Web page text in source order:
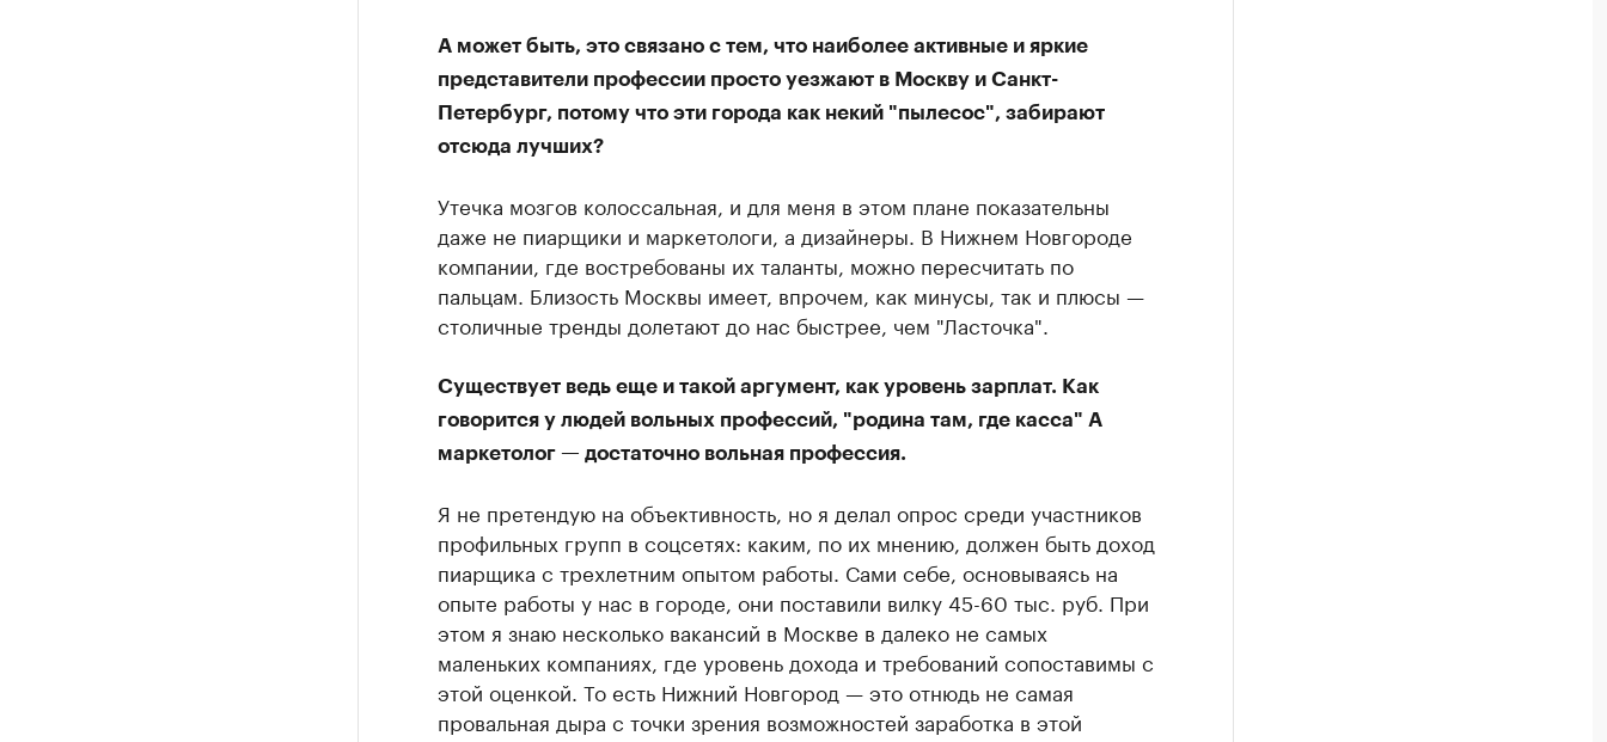
А может быть, это связано с тем, что наиболее активные и яркие
представители профессии просто уезжают в Москву и Санкт-
Петербург, потому что эти города как некий "пылесос", забирают
отсюда лучших?
Утечка мозгов колоссальная, и для меня в этом плане показательны
даже не пиарщики и маркетологи, а дизайнеры. В Нижнем Новгороде
компании, где востребованы их таланты, можно пересчитать по
пальцам. Близость Москвы имеет, впрочем, как минусы, так и плюсы —
столичные тренды долетают до нас быстрее, чем "Ласточка".
Существует ведь еще и такой аргумент, как уровень зарплат. Как
говорится у людей вольных профессий, "родина там, где касса" А
маркетолог — достаточно вольная профессия.
Я не претендую на объективность, но я делал опрос среди участников
профильных групп в соцсетях: каким, по их мнению, должен быть доход
пиарщика с трехлетним опытом работы. Сами себе, основываясь на
опыте работы у нас в городе, они поставили вилку 45-60 тыс. руб. При
этом я знаю несколько вакансий в Москве в далеко не самых
маленьких компаниях, где уровень дохода и требований сопоставимы с
этой оценкой. То есть Нижний Новгород — это отнюдь не самая
провальная дыра с точки зрения возможностей заработка в этой